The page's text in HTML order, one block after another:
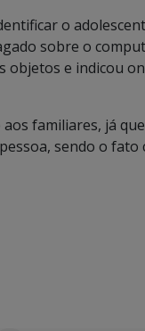
o
sobre o
e indicou
familiares, já
sendo o